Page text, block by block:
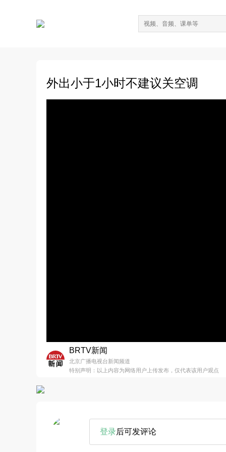
外出小于1小时不建议关空调
BRTV新闻
北京广播电视台新闻频道
特别声明：以上内容为网络用户上传发布，仅代表该用户观点
登录后可发评论